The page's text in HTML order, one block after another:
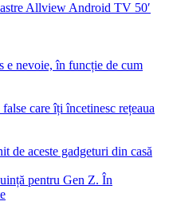
Allview Android TV 50′
e nevoie, în funcție de cum
care îți încetinesc rețeaua
de aceste gadgeturi din casă
pentru Gen Z. În